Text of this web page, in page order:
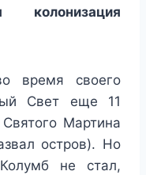
колонизация
время своего
Свет еще 11
Мартина
остров). Но
не стал,